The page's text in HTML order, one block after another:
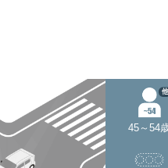
45～54
他